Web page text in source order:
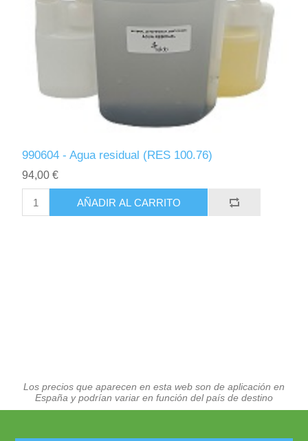
990604 - Agua residual (RES 100.76)
94,00 €
AÑADIR AL CARRITO
Los precios que aparecen en esta web son de aplicación en
España y podrían variar en función del país de destino